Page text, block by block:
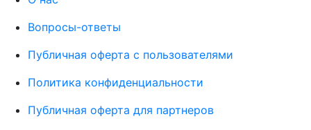
Вопросы-ответы
Публичная оферта с пользователями
Политика конфиденциальности
Публичная оферта для партнеров